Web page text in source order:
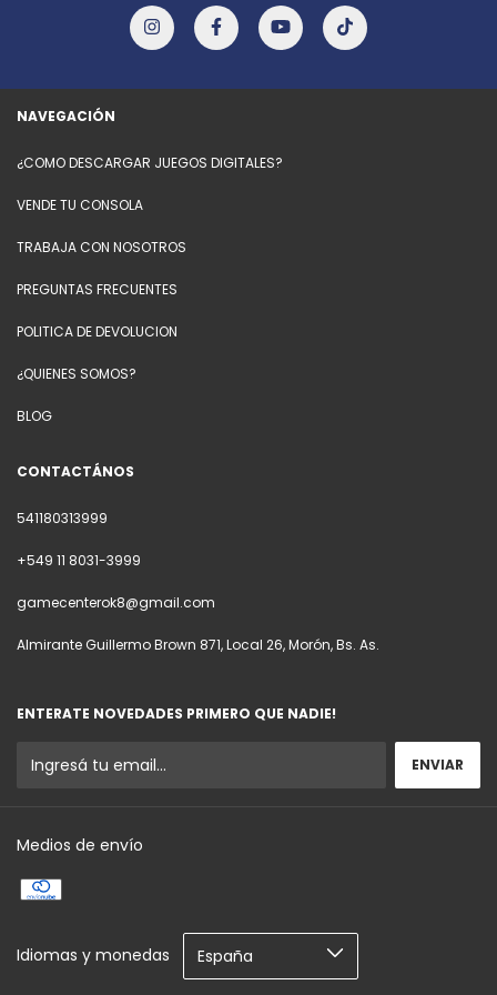
NAVEGACIÓN
¿COMO DESCARGAR JUEGOS DIGITALES?
VENDE TU CONSOLA
TRABAJA CON NOSOTROS
PREGUNTAS FRECUENTES
POLITICA DE DEVOLUCION
¿QUIENES SOMOS?
BLOG
CONTACTÁNOS
541180313999
+549 11 8031-3999
gamecenterok8@gmail.com
Almirante Guillermo Brown 871, Local 26, Morón, Bs. As.
ENTERATE NOVEDADES PRIMERO QUE NADIE!
Medios de envío
Idiomas y monedas